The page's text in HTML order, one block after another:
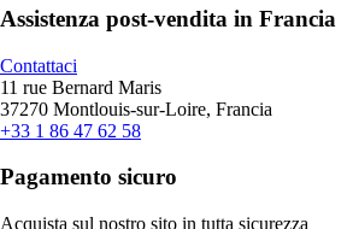
Assistenza post-vendita in Francia
Contattaci
11 rue Bernard Maris
37270 Montlouis-sur-Loire, Francia
+33 1 86 47 62 58
Pagamento sicuro
Acquista sul nostro sito in tutta sicurezza